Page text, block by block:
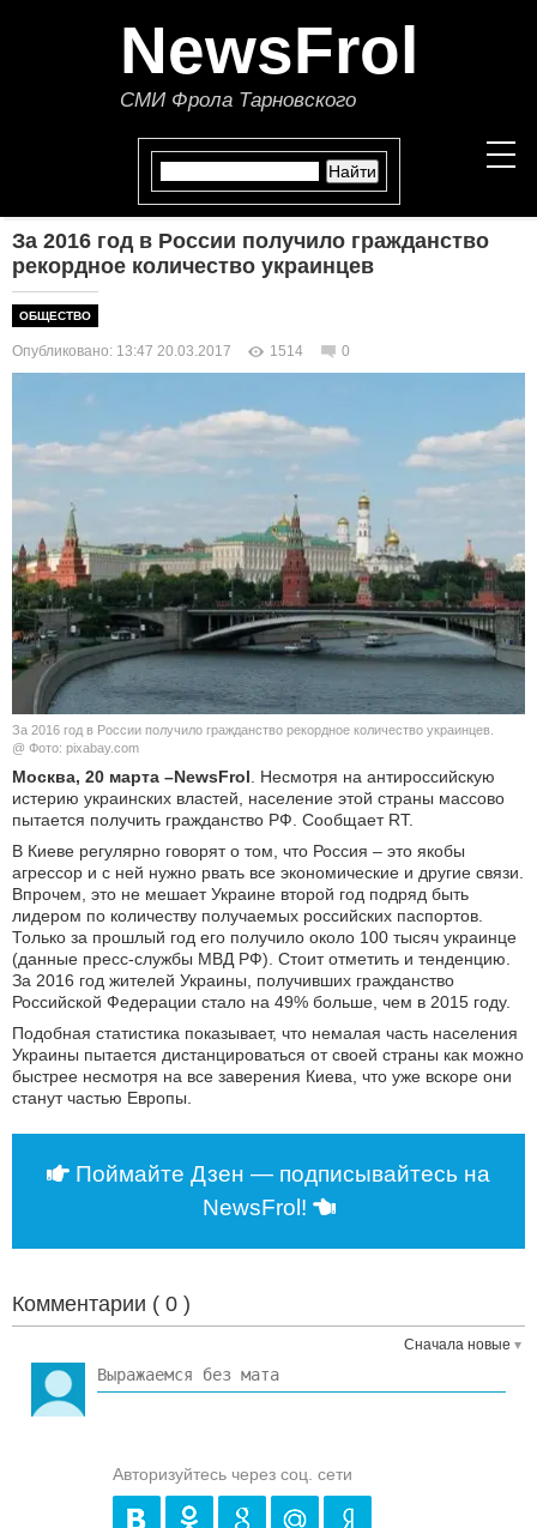
NewsFrol
СМИ Фрола Тарновского
НОВОСТИ
ПОЛИТИКА
ЭКОНОМИКА
В МИРЕ
ОБЩЕСТВО
КУЛЬТУРА
НАУКА
СПОРТ
АВТО И МОТО
ЭГОИЗМ
За 2016 год в России получило гражданство
рекордное количество украинцев
ОБЩЕСТВО
Опубликовано: 13:47 20.03.2017 1514 0
За 2016 год в России получило гражданство рекордное количество украинцев.
@ Фото: pixabay.com
Москва, 20 марта –NewsFrol . Несмотря на антироссийскую
истерию украинских властей, население этой страны массово
пытается получить гражданство РФ. Сообщает RT.
В Киеве регулярно говорят о том, что Россия – это якобы
агрессор и с ней нужно рвать все экономические и другие связи.
Впрочем, это не мешает Украине второй год подряд быть
лидером по количеству получаемых российских паспортов.
Только за прошлый год его получило около 100 тысяч украинце
(данные пресс-службы МВД РФ). Стоит отметить и тенденцию.
За 2016 год жителей Украины, получивших гражданство
Российской Федерации стало на 49% больше, чем в 2015 году.
Подобная статистика показывает, что немалая часть населения
Украины пытается дистанцироваться от своей страны как можно
быстрее несмотря на все заверения Киева, что уже вскоре они
станут частью Европы.
Поймайте Дзен — подписывайтесь на
NewsFrol!
Комментарии ( 0 )
Сначала новые
Авторизуйтесь через соц. сети